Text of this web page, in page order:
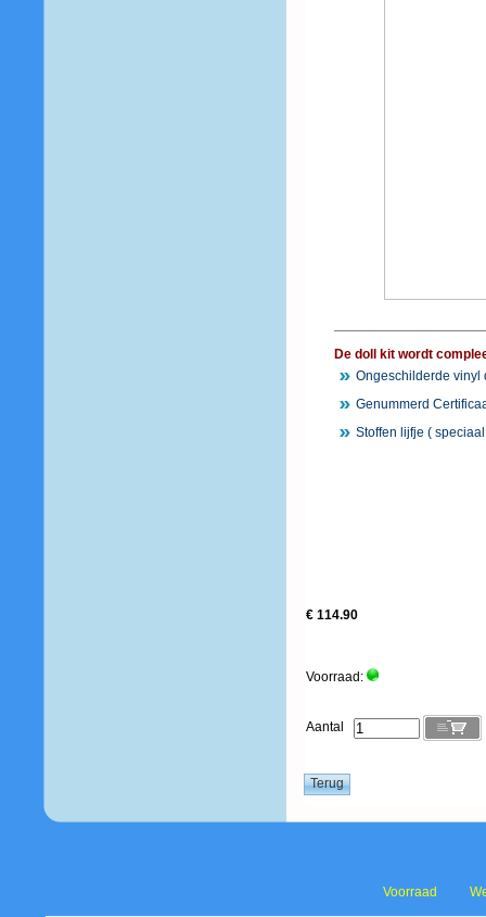
De doll kit wordt
Ongeschilderde
Genummerd
Stoffen lijfje (
€ 114.90
Voorraad:
Aantal
Voorraad